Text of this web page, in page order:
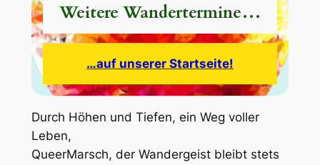
Weitere Wandertermine…
…auf unserer Startseite!
Durch Höhen und Tiefen, ein Weg voller
Leben,
QueerMarsch, der Wandergeist bleibt stets